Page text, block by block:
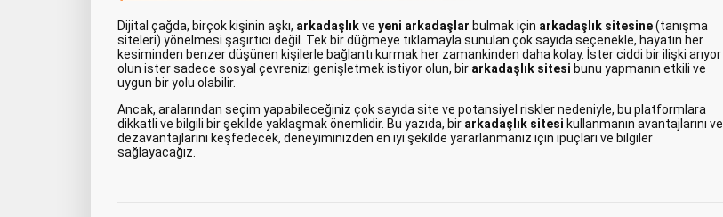
Dijital çağda, birçok kişinin aşkı, arkadaşlıkve yeni arkadaşlar bulmak için arkadaşlık sitesine(tanışma
siteleri) yönelmesi şaşırtıcı değil. Tek bir düğmeye tıklamayla sunulan çok sayıda seçenekle, hayatın her
kesiminden benzer düşünen kişilerle bağlantı kurmak her zamankinden daha kolay. İster ciddi bir ilişki arıyor
olun ister sadece sosyal çevrenizi genişletmek istiyor olun, bir arkadaşlık sitesi bunu yapmanın etkili ve
uygun bir yolu olabilir.
Ancak, aralarından seçim yapabileceğiniz çok sayıda site ve potansiyel riskler nedeniyle, bu platformlara
dikkatli ve bilgili bir şekilde yaklaşmak önemlidir. Bu yazıda, bir arkadaşlık sitesi kullanmanın avantajlarını ve
dezavantajlarını keşfedecek, deneyiminizden en iyi şekilde yararlanmanız için ipuçları ve bilgiler
sağlayacağız.